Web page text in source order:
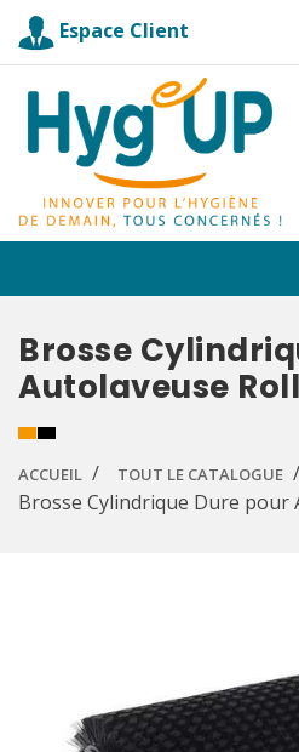
Espace Client
Brosse
Autolaveuse
ACCUEIL TOUT LE CATALOGUE
Brosse Cylindrique Dure pour